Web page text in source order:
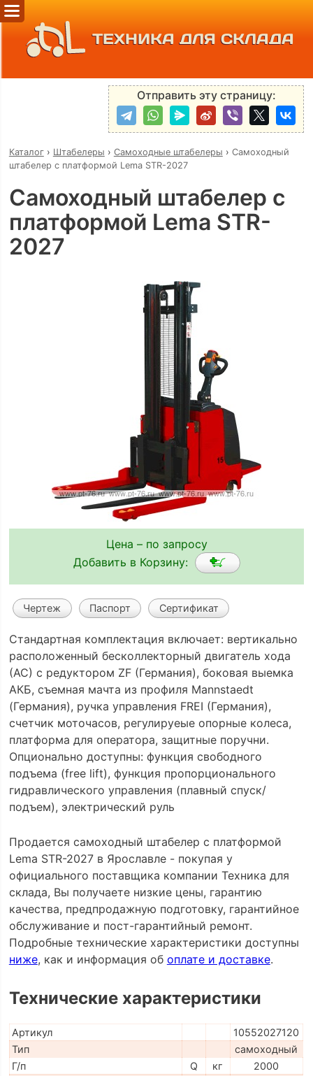
ТЕХНИКА ДЛЯ СКЛАДА
Отправить эту страницу:
Каталог› Штабелеры › Самоходные штабелеры › Самоходный
штабелер с платформой Lema STR-2027
Самоходный штабелер с
платформой Lema STR-
2027
Цена – по запросу
Добавить в Корзину:
Чертеж Паспорт Сертификат
Стандартная комплектация включает: вертикально
расположенный бесколлекторный двигатель хода
(АС) с редуктором ZF (Германия), боковая выемка
АКБ, съемная мачта из профиля Mannstaedt
(Германия), ручка управления FREI (Германия),
счетчик моточасов, регулируеые опорные колеса,
платформа для оператора, защитные поручни.
Опционально доступны: функция свободного
подъема (free lift), функция пропорционального
гидравлического управления (плавный спуск/
подъем), электрический руль
Продается самоходный штабелер с платформой
Lema STR-2027 в Ярославле - покупая у
официального поставщика компании Техника для
склада, Вы получаете низкие цены, гарантию
качества, предпродажную подготовку, гарантийное
обслуживание и пост-гарантийный ремонт.
Подробные технические характеристики доступны
ниже, как и информация об оплате и доставке.
Технические характеристики
Артикул
10552027120
Тип
самоходный
Г/п
Q кг
2000